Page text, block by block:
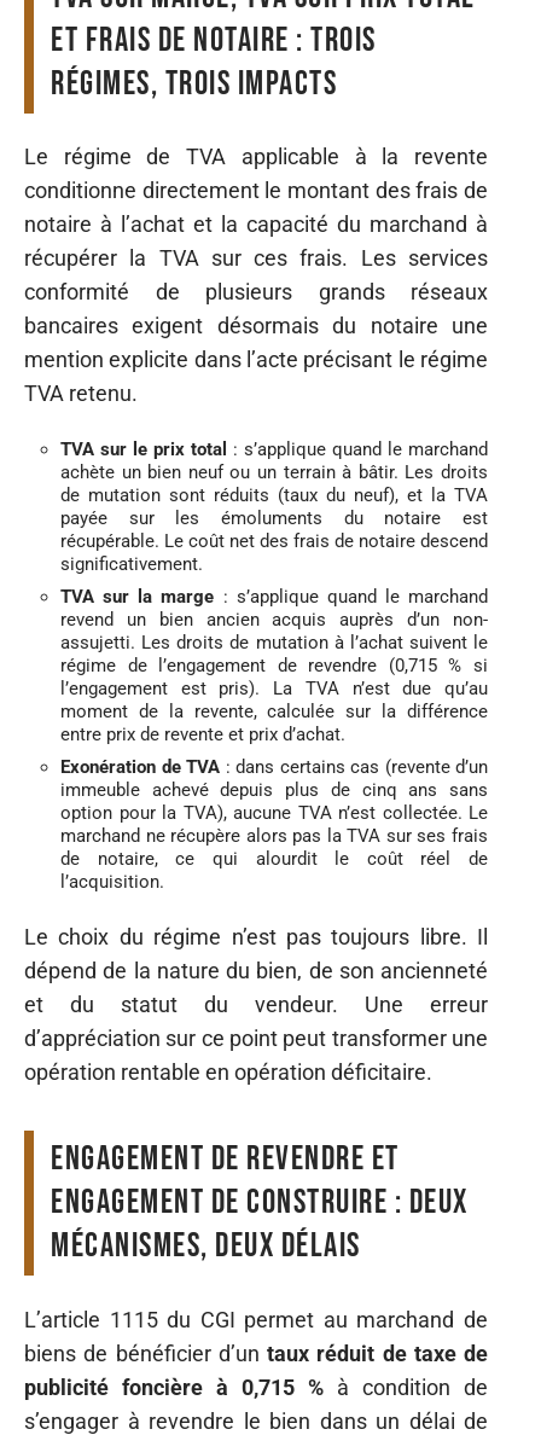
et frais de notaire : trois
régimes, trois impacts
Le régime de TVA applicable à la revente
conditionne directement le montant des frais de
notaire à l’achat et la capacité du marchand à
récupérer la TVA sur ces frais. Les services
conformité de plusieurs grands réseaux
bancaires exigent désormais du notaire une
mention explicite dans l’acte précisant le régime
TVA retenu.
TVA sur le prix total : s’applique quand le marchand
achète un bien neuf ou un terrain à bâtir. Les droits
de mutation sont réduits (taux du neuf), et la TVA
payée sur les émoluments du notaire est
récupérable. Le coût net des frais de notaire descend
significativement.
TVA sur la marge : s’applique quand le marchand
revend un bien ancien acquis auprès d’un non-
assujetti. Les droits de mutation à l’achat suivent le
régime de l’engagement de revendre (0,715 % si
l’engagement est pris). La TVA n’est due qu’au
moment de la revente, calculée sur la différence
entre prix de revente et prix d’achat.
Exonération de TVA : dans certains cas (revente d’un
immeuble achevé depuis plus de cinq ans sans
option pour la TVA), aucune TVA n’est collectée. Le
marchand ne récupère alors pas la TVA sur ses frais
de notaire, ce qui alourdit le coût réel de
l’acquisition.
Le choix du régime n’est pas toujours libre. Il
dépend de la nature du bien, de son ancienneté
et du statut du vendeur. Une erreur
d’appréciation sur ce point peut transformer une
opération rentable en opération déficitaire.
Engagement de revendre et
engagement de construire : deux
mécanismes, deux délais
L’article 1115 du CGI permet au marchand de
biens de bénéficier d’un taux réduit de taxe de
publicité foncière à 0,715 % à condition de
s’engager à revendre le bien dans un délai de